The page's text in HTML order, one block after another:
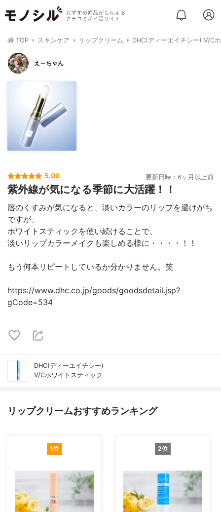
おすすめ商品がもらえる
クチコミポイ活サイト
TOP スキンケア リップクリーム DHC(ディーエイチシー) V/C
え～ちゃん
5.00 更新日時：6ヶ月以上前
紫外線が気になる季節に大活躍！！
唇のくすみが気になると、淡いカラーのリップを避けがち
ですが、
ホワイトスティックを使い続けることで、
淡いリップカラーメイクも楽しめる様に・・・・！！
もう何本リピートしているか分かりません。笑
https://www.dhc.co.jp/goods/goodsdetail.jsp?
gCode=534
DHC(ディーエイチシー)
V/Cホワイトスティック
リップクリームおすすめランキング
1位 2位